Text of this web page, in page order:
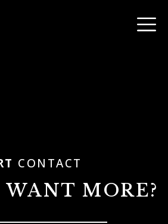
CONTACT
MORE?